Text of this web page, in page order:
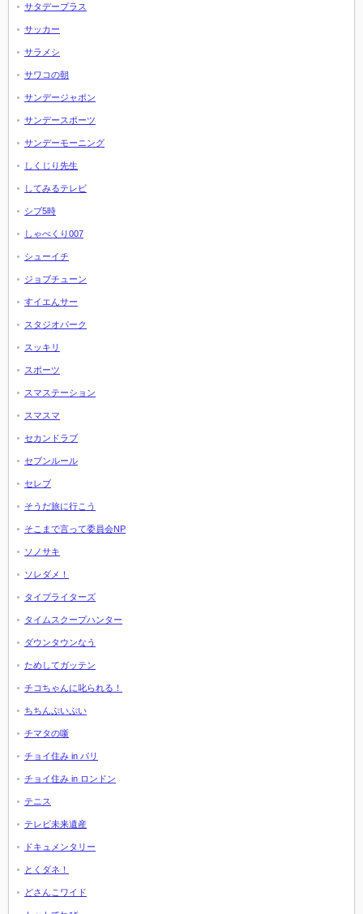
サタデープラス
サッカー
サラメシ
サワコの朝
サンデージャポン
サンデースポーツ
サンデーモーニング
しくじり先生
してみるテレビ
シブ5時
しゃべくり007
シューイチ
ジョブチューン
すイエんサー
スタジオパーク
スッキリ
スポーツ
スマステーション
スマスマ
セカンドラブ
セブンルール
セレブ
そうだ旅に行こう
そこまで言って委員会NP
ソノサキ
ソレダメ！
タイプライターズ
タイムスクープハンター
ダウンタウンなう
ためしてガッテン
チコちゃんに叱られる！
ちちんぷいぷい
チマタの噺
チョイ住み in パリ
チョイ住み in ロンドン
テニス
テレビ未来遺産
ドキュメンタリー
とくダネ！
どさんこワイド